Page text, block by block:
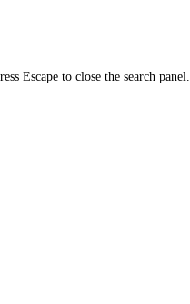
Escape to close the search panel.